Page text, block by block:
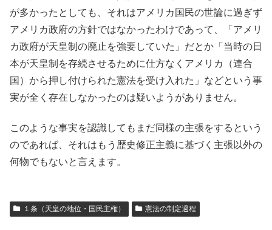
が多かったとしても、それはアメリカ国民の世論に過ぎず
アメリカ政府の方針ではなかったわけであって、「アメリ
カ政府が天皇制の廃止を強要していた」だとか「当時の日
本が天皇制を存続させるために仕方なくアメリカ（連合
国）から押し付けられた憲法を受け入れた」などという事
実が全く存在しなかったのは疑いようがありません。
このような事実を認識してもまだ同様の主張をするという
のであれば、それはもう歴史修正主義に基づく主張以外の
何物でもないと言えます。
１条（天皇の地位・国民主権） 憲法の制定過程